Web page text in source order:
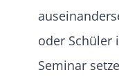
oder Schüler
Seminar